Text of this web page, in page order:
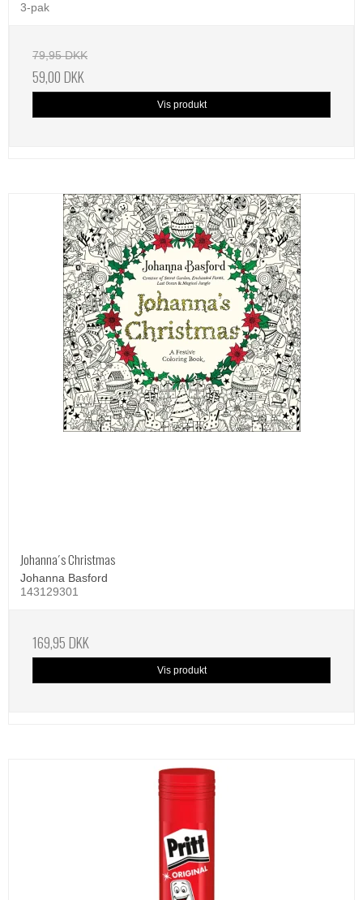
3-pak
79,95 DKK
59,00 DKK
Vis produkt
Johanna´s Christmas
Johanna Basford
143129301
169,95 DKK
Vis produkt